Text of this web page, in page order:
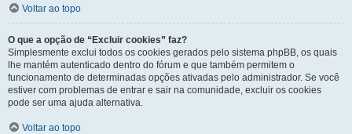
Voltar ao topo
O que a opção de “Excluir cookies” faz?
Simplesmente exclui todos os cookies gerados pelo sistema phpBB, os quais
lhe mantém autenticado dentro do fórum e que também permitem o
funcionamento de determinadas opções ativadas pelo administrador. Se você
estiver com problemas de entrar e sair na comunidade, excluir os cookies
pode ser uma ajuda alternativa.
Voltar ao topo